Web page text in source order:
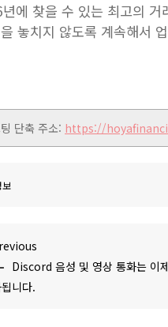
에 찾을 수 있는 최고의 거
놓치지 않도록 계속해서
단축 주소: https://
보
Discord 음성 및 영상 통화는 이
니다.